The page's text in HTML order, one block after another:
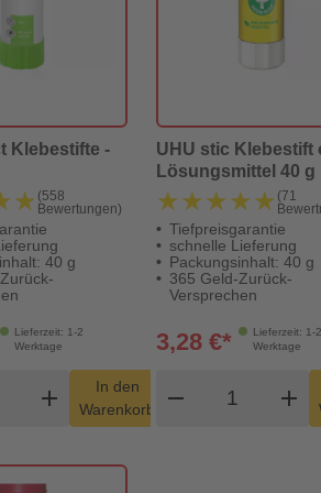
Klebestifte -
(558
Bewertungen)
40 g
Lieferzeit: 1-2
Werktage
Warenkorb Menge
add
In den
Warenkorb
shopping_cart
UHU stic Klebestift
Lösungsmittel 40 g
★★★★★
★★★★★ (71
Tiefpreisgarantie
schnelle Lieferung
Packungsinhalt: 40 g
365 Geld-Zurück-
Versprechen
Lieferzeit: 1-2
Werktage
3,28 €*
remove
Produkt
add